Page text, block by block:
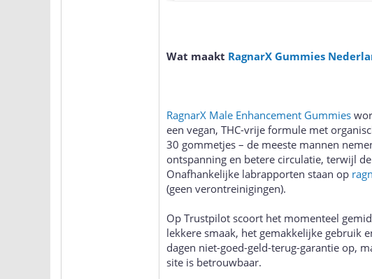
Wat maakt RagnarX Gummies
RagnarX Male Enhancement Gummies
een vegan, THC-vrije formule met
30 gommetjes – de meeste mannen
ontspanning en betere circulatie, terwijl
Onafhankelijke labrapporten staan op
(geen verontreinigingen).
Op Trustpilot scoort het momenteel
lekkere smaak, het gemakkelijke gebruik
dagen niet-goed-geld-terug-garantie op,
site is betrouwbaar.